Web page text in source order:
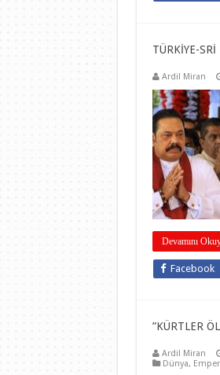
TÜRKİYE-SRİ
Ardil Miran
Devamını
Facebook
”KÜRTLER
Ardil Miran
Dünya,